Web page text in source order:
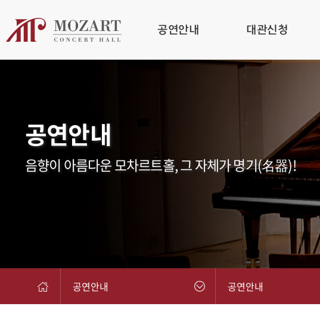
공연안내 대관신청
공연안내
음향이 아름다운 모차르트홀, 그 자체가 명기(名器)!
공연안내 공연안내